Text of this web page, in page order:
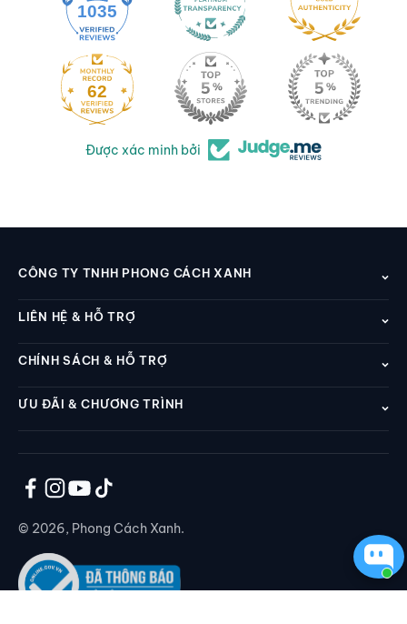
1035
62
Được xác minh bởi
CÔNG TY TNHH PHONG CÁCH XANH
LIÊN HỆ & HỖ TRỢ
CHÍNH SÁCH & HỖ TRỢ
ƯU ĐÃI & CHƯƠNG TRÌNH
© 2026, Phong Cách Xanh.